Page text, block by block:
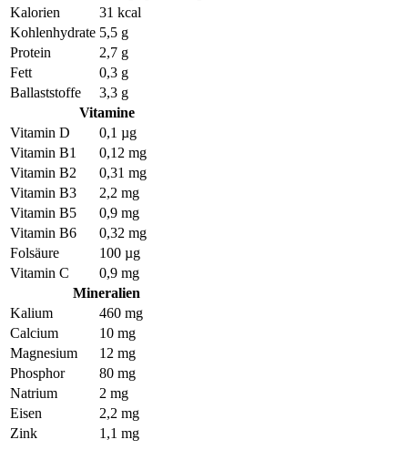
Kalorien
31 kcal
Kohlenhydrate 5,5 g
Protein
2,7 g
Fett
0,3 g
Ballaststoffe
3,3 g
Vitamine
Vitamin D
0,1 µg
Vitamin B1
0,12 mg
Vitamin B2
0,31 mg
Vitamin B3
2,2 mg
Vitamin B5
0,9 mg
Vitamin B6
0,32 mg
Folsäure
100 µg
Vitamin C
0,9 mg
Mineralien
Kalium
460 mg
Calcium
10 mg
Magnesium
12 mg
Phosphor
80 mg
Natrium
2 mg
Eisen
2,2 mg
Zink
1,1 mg